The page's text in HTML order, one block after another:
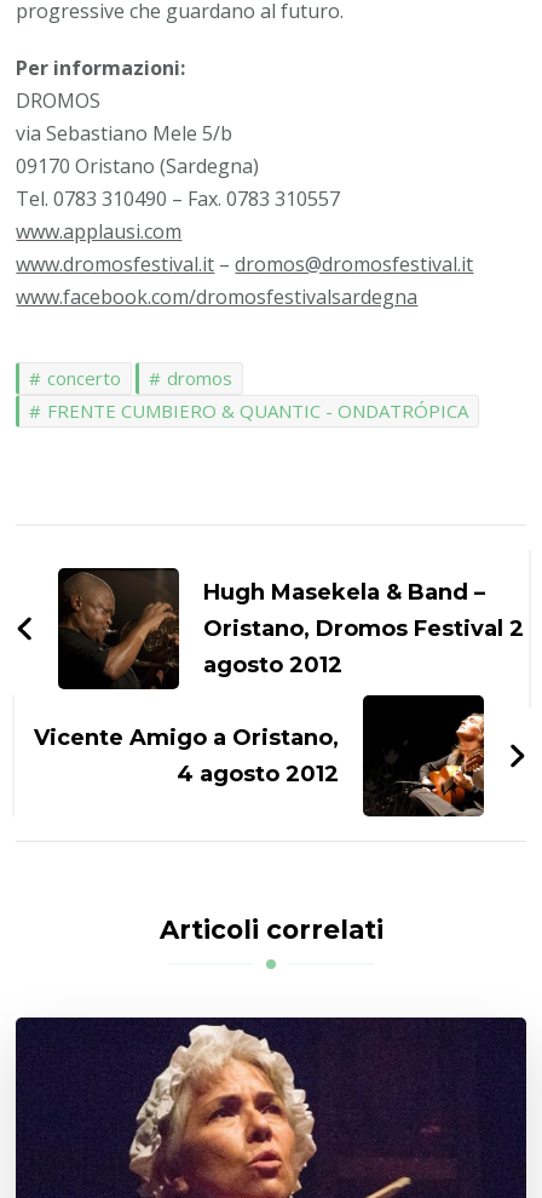
progressive che guardano al futuro.
Per informazioni:
DROMOS
via Sebastiano Mele 5/b
09170 Oristano (Sardegna)
Tel. 0783 310490 – Fax. 0783 310557
www.applausi.com
www.dromosfestival.it –dromos@dromosfestival.it
www.facebook.com/dromosfestivalsardegna
concerto
dromos
FRENTE CUMBIERO & QUANTIC - ONDATRÓPICA
articoli
Hugh Masekela & Band –
Oristano, Dromos Festival 2
agosto 2012
Vicente Amigo a Oristano,
4 agosto 2012
Articoli correlati